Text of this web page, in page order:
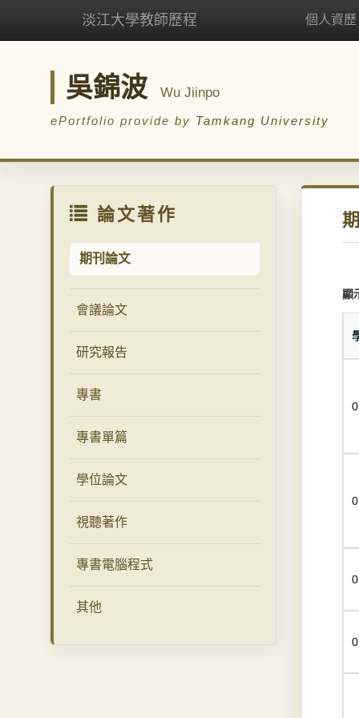
淡江大學教師歷程 個人資歷
吳錦波 Wu Jiinpo
ePortfolio provide by Tamkang University
論文著作
期刊論文
會議論文
研究報告
專書
專書單篇
學位論文
視聽著作
專書電腦程式
其他
顯